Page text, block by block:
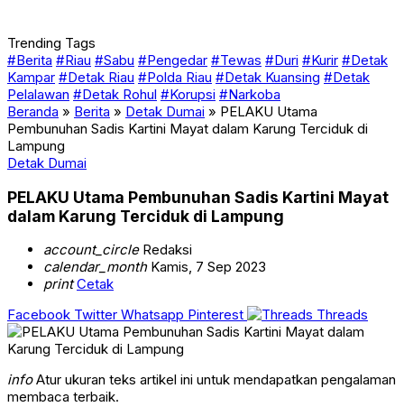
Trending Tags
#Berita #Riau #Sabu #Pengedar #Tewas #Duri #Kurir #Detak
Kampar #Detak Riau #Polda Riau #Detak Kuansing #Detak
Pelalawan #Detak Rohul #Korupsi #Narkoba
Beranda » Berita » Detak Dumai » PELAKU Utama
Pembunuhan Sadis Kartini Mayat dalam Karung Terciduk di
Lampung
Detak Dumai
PELAKU Utama Pembunuhan Sadis Kartini Mayat
dalam Karung Terciduk di Lampung
account_circleRedaksi
calendar_monthKamis, 7 Sep 2023
print Cetak
Facebook Twitter Whatsapp Pinterest Threads
infoAtur ukuran teks artikel ini untuk mendapatkan pengalaman
membaca terbaik.